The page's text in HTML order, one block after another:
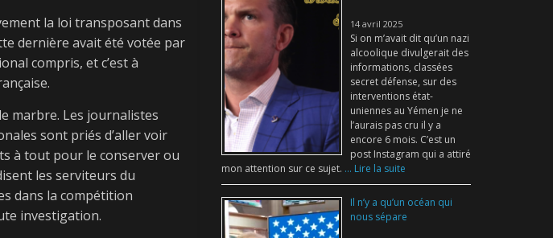
la loi transposant dans
dernière avait été votée par
compris, et c’est à
marbre. Les journalistes
sont priés d’aller voir
à tout pour le conserver ou
les serviteurs du
dans la compétition
investigation.
14 avril 2025
Si on m’avait dit qu’un nazi
alcoolique divulgerait des
informations, classées
secret défense, sur des
interventions état-
uniennes au Yémen je ne
l’aurais pas cru il y a
encore 6 mois. C’est un
post Instagram qui a attiré
mon attention sur ce sujet. ... Lire la suite
Il n’y a qu’un océan qui
nous sépare